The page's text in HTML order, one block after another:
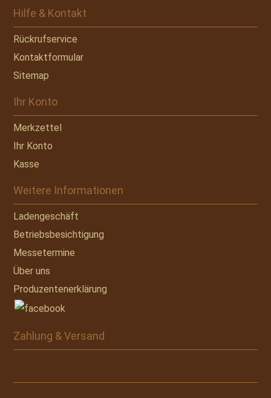
Hilfe & Kontakt
Rückrufservice
Kontaktformular
Sitemap
Ihr Konto
Merkzettel
Ihr Konto
Kasse
Weitere Informationen
Ladengeschäft
Betriebsbesichtigung
Messetermine
Über uns
Produzentenerklärung
Zahlung & Versand